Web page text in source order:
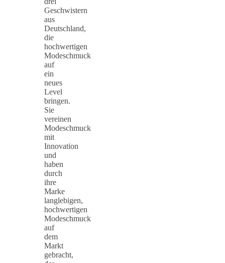
Geschwistern
aus
Deutschland,
die
hochwertigen
Modeschmuck
auf
ein
neues
Level
bringen.
Sie
vereinen
Modeschmuck
mit
Innovation
und
haben
durch
ihre
Marke
langlebigen,
hochwertigen
Modeschmuck
auf
dem
Markt
gebracht,